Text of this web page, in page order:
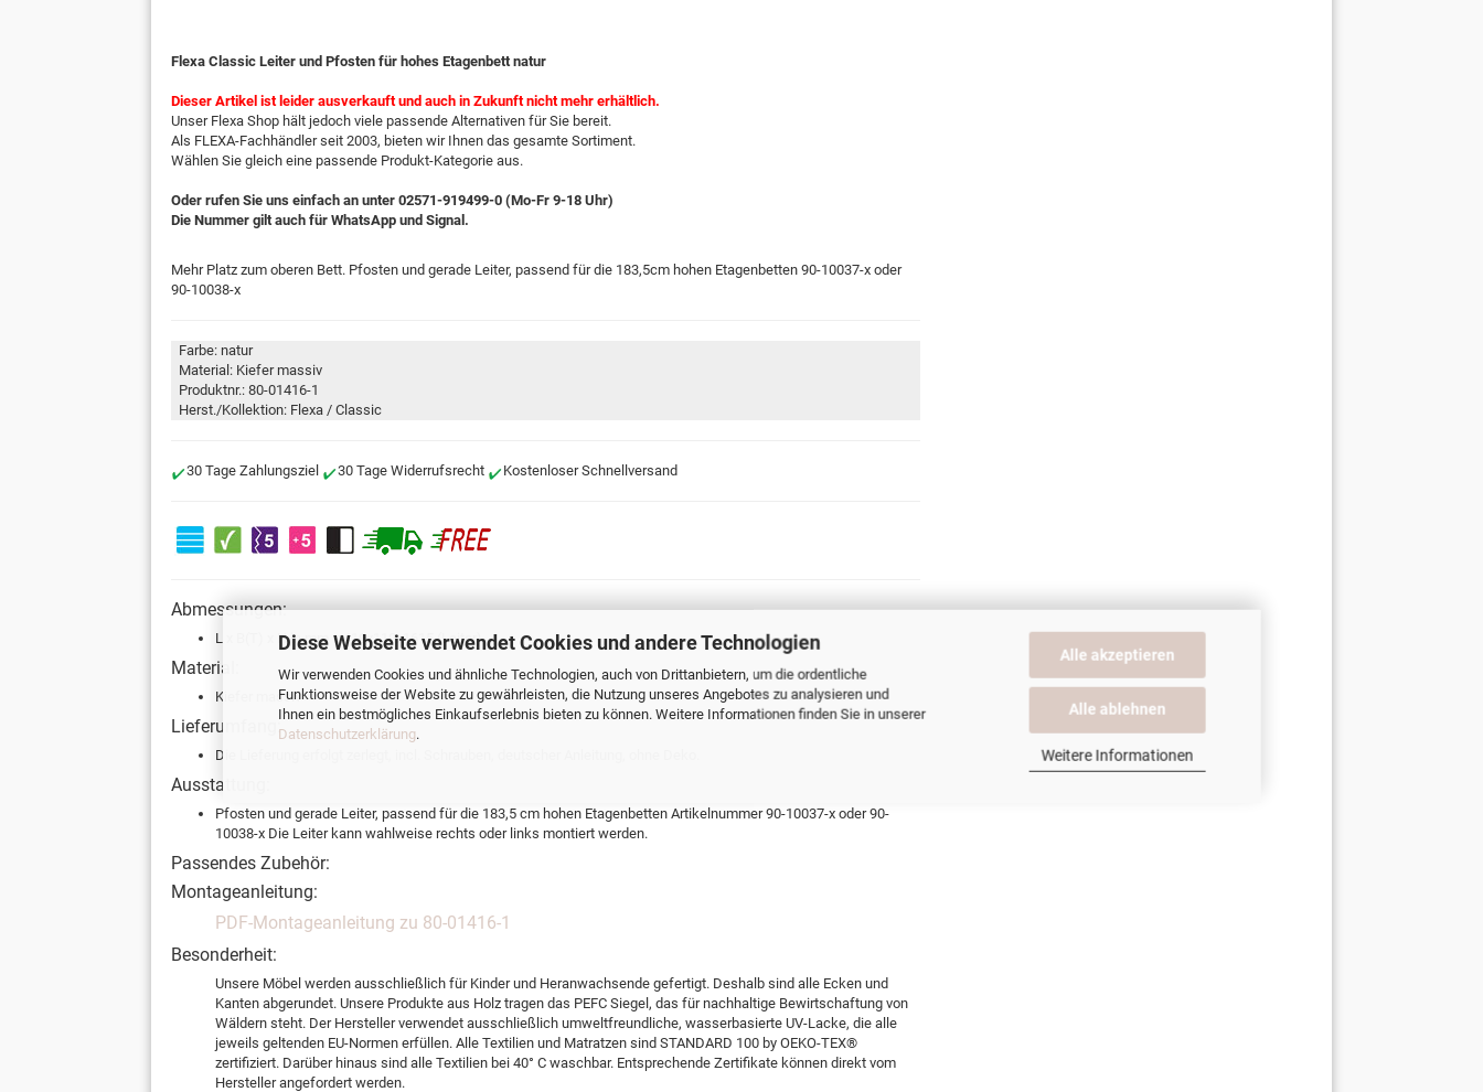
Diese Webseite verwendet Cookies und andere Technologien
Wir verwenden Cookies und ähnliche Technologien, auch von Drittanbietern, um die ordentliche
Funktionsweise der Website zu gewährleisten, die Nutzung unseres Angebotes zu analysieren und
Ihnen ein bestmögliches Einkaufserlebnis bieten zu können. Weitere Informationen finden Sie in unserer
Datenschutzerklärung.
Alle akzeptieren
Alle ablehnen
Weitere Informationen
Flexa Classic Leiter und Pfosten für hohes Etagenbett natur
Dieser Artikel ist leider ausverkauft und auch in Zukunft nicht mehr erhältlich.
Unser Flexa Shop hält jedoch viele passende Alternativen für Sie bereit.
Als FLEXA-Fachhändler seit 2003, bieten wir Ihnen das gesamte Sortiment.
Wählen Sie gleich eine passende Produkt-Kategorie aus.
Oder rufen Sie uns einfach an unter 02571-919499-0 (Mo-Fr 9-18 Uhr)
Die Nummer gilt auch für WhatsApp und Signal.
Mehr Platz zum oberen Bett. Pfosten und gerade Leiter, passend für die 183,5cm hohen Etagenbetten 90-10037-x oder
90-10038-x
Farbe: natur
Material: Kiefer massiv
Produktnr.: 80-01416-1
Herst./Kollektion: Flexa / Classic
30 Tage Zahlungsziel 30 Tage Widerrufsrecht Kostenloser Schnellversand
Abmessungen:
L x B(T) x H in mm = 410x110x1615 (Leiter)
Material:
Kiefer massiv
Lieferumfang:
Die Lieferung erfolgt zerlegt, incl. Schrauben, deutscher Anleitung, ohne Deko.
Ausstattung:
Pfosten und gerade Leiter, passend für die 183,5 cm hohen Etagenbetten Artikelnummer 90-10037-x oder 90-
10038-x Die Leiter kann wahlweise rechts oder links montiert werden.
Passendes Zubehör:
Montageanleitung:
PDF-Montageanleitung zu 80-01416-1
Besonderheit:
Unsere Möbel werden ausschließlich für Kinder und Heranwachsende gefertigt. Deshalb sind alle Ecken und
Kanten abgerundet. Unsere Produkte aus Holz tragen das PEFC Siegel, das für nachhaltige Bewirtschaftung von
Wäldern steht. Der Hersteller verwendet ausschließlich umweltfreundliche, wasserbasierte UV-Lacke, die alle
jeweils geltenden EU-Normen erfüllen. Alle Textilien und Matratzen sind STANDARD 100 by OEKO-TEX®
zertifiziert. Darüber hinaus sind alle Textilien bei 40° C waschbar. Entsprechende Zertifikate können direkt vom
Hersteller angefordert werden.